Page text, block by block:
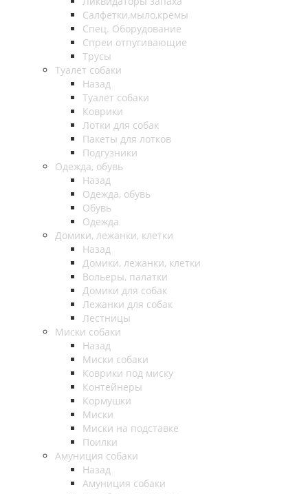
Салфетки,мыло,кремы
Спец. Оборудование
Спреи отпугивающие
Трусы
Туалет собаки
Назад
Туалет собаки
Коврики
Лотки для собак
Пакеты для лотков
Подгузники
Одежда, обувь
Назад
Одежда, обувь
Обувь
Одежда
Домики, лежанки, клетки
Назад
Домики, лежанки, клетки
Вольеры, палатки
Домики для собак
Лежанки для собак
Лестницы
Миски собаки
Назад
Миски собаки
Коврики под миску
Контейнеры
Кормушки
Миски
Миски на подставке
Поилки
Амуниция собаки
Назад
Амуниция собаки